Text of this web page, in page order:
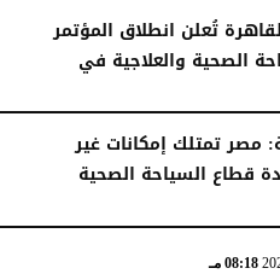
تُعلن انطلاق المؤتمر
الصحية والعلاجية في
مصر تمتلك إمكانات غير
قطاع السياحة الصحية
08:18 مـ